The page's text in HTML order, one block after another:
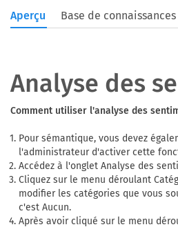
Aperçu
Analyse des
Comment utiliser l'analyse des
Pour sémantique, vous devez
l'administrateur d'activer cette
Accédez à l'onglet Analyse des
Cliquez sur le menu déroulant
modifier les catégories que vous
c'est Aucun.
Après avoir cliqué sur le menu